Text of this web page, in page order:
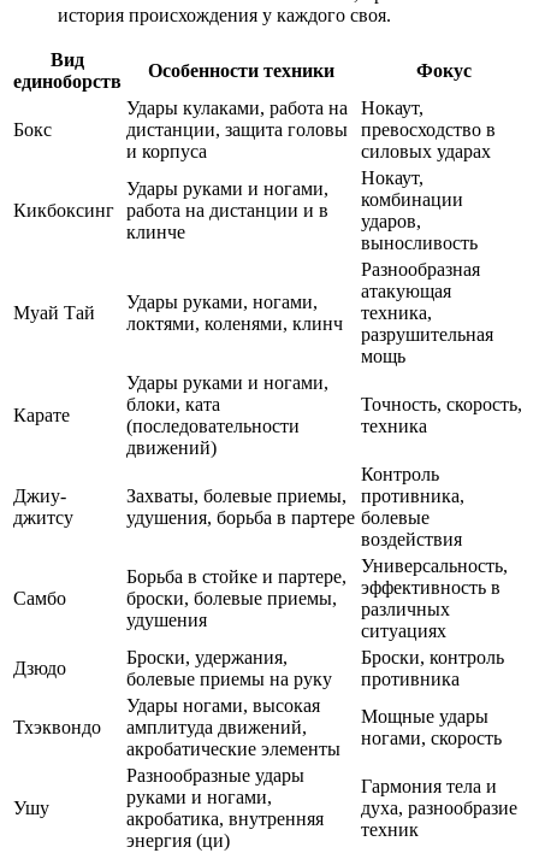
история происхождения у каждого своя.
Вид
единоборств
Особенности техники Фокус
Бокс
Удары кулаками, работа на
дистанции, защита головы
и корпуса
Нокаут,
превосходство в
силовых ударах
Кикбоксинг
Удары руками и ногами,
работа на дистанции и в
клинче
Нокаут,
комбинации
ударов,
выносливость
Муай Тай
Удары руками, ногами,
локтями, коленями, клинч
Разнообразная
атакующая
техника,
разрушительная
мощь
Карате
Удары руками и ногами,
блоки, ката
(последовательности
движений)
Точность, скорость,
техника
Джиу-
джитсу
Захваты, болевые приемы,
удушения, борьба в партере
Контроль
противника,
болевые
воздействия
Самбо
Борьба в стойке и партере,
броски, болевые приемы,
удушения
Универсальность,
эффективность в
различных
ситуациях
Дзюдо
Броски, удержания,
болевые приемы на руку
Броски, контроль
противника
Тхэквондо
Удары ногами, высокая
амплитуда движений,
акробатические элементы
Мощные удары
ногами, скорость
Ушу
Разнообразные удары
руками и ногами,
акробатика, внутренняя
энергия (ци)
Гармония тела и
духа, разнообразие
техник